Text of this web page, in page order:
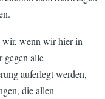
wir, wenn wir hier in
gegen alle
auferlegt werden,
die allen